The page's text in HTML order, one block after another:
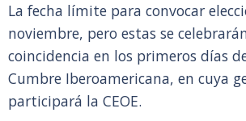
La fecha límite para convocar
noviembre, pero estas se
coincidencia en los primeros días
Cumbre Iberoamericana, en cuya
participará la CEOE.